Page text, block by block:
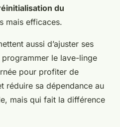
du
mais efficaces.
aussi d’ajuster ses
le lave-linge
pour profiter de
réduire sa dépendance au
mais qui fait la différence